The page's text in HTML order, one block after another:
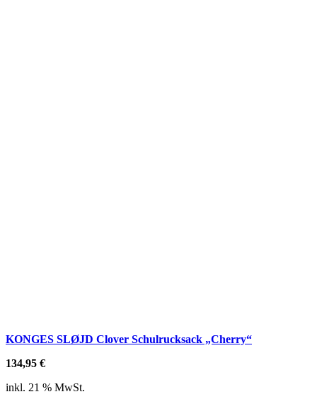
KONGES SLØJD Clover Schulrucksack „Cherry“
134,95 €
inkl. 21 % MwSt.